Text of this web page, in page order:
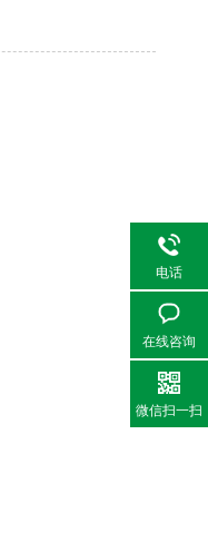
电话
在线咨询
微信扫一扫